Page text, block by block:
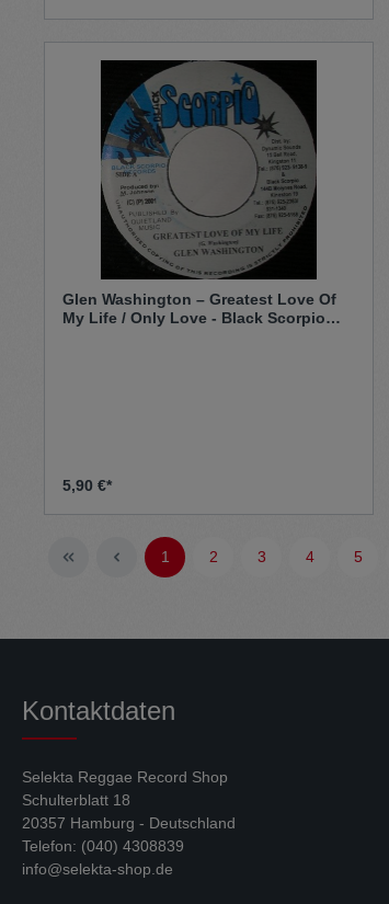
Glen Washington – Greatest Love Of
My Life / Only Love - Black Scorpio
5,90 €*
1 2 3 4 5
Kontaktdaten
Selekta Reggae Record Shop
Schulterblatt 18
20357 Hamburg - Deutschland
Telefon: (040) 4308839
info@selekta-shop.de